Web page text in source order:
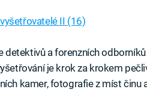
II (16)
detektivů a forenzních
je krok za krokem
kamer, fotografie z míst činu